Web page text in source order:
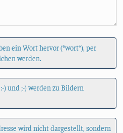
ein Wort hervor (*wort*), per
werden.
) und ;-) werden zu Bildern
wird nicht dargestellt, sondern